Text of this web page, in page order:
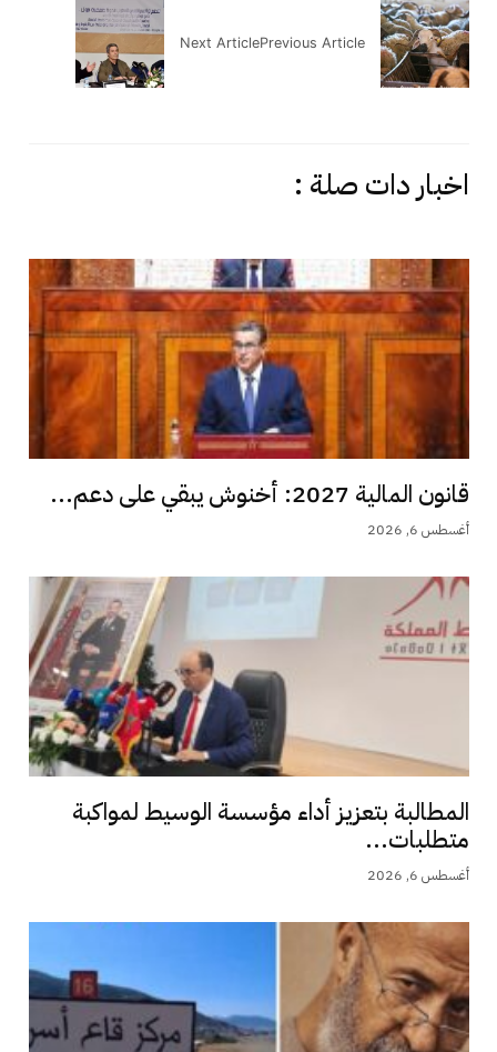
Previous Article
Next Article
اخبار دات صلة :
قانون المالية 2027: أخنوش يبقي على دعم...
أغسطس 6, 2026
المطالبة بتعزيز أداء مؤسسة الوسيط لمواكبة
متطلبات...
أغسطس 6, 2026